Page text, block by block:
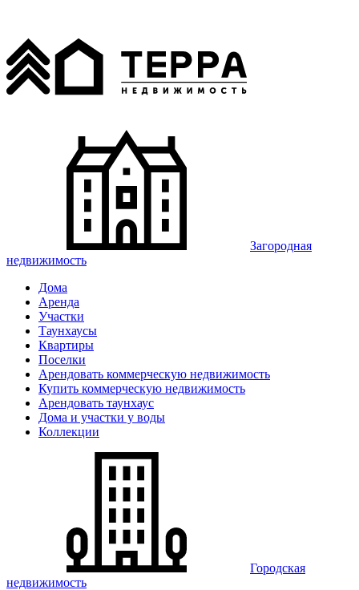
Загородная
недвижимость
Дома
Аренда
Участки
Таунхаусы
Квартиры
Поселки
Арендовать коммерческую недвижимость
Купить коммерческую недвижимость
Арендовать таунхаус
Дома и участки у воды
Коллекции
Городская
недвижимость